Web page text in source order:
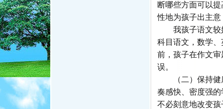
断哪些方面可以
性地为孩子出主
我孩子语文较好
科目语文，数学
前，孩子在作文
误。
（二）保持健康
奏感快、密度强
不必刻意地改变